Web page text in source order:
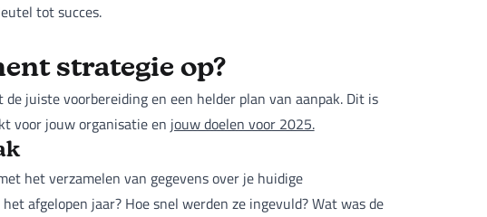
tot succes.
strategie op?
juiste voorbereiding en een helder plan van aanpak. Dit is
voor jouw organisatie en jouw doelen voor 2025.
het verzamelen van gegevens over je huidige
afgelopen jaar? Hoe snel werden ze ingevuld? Wat was de